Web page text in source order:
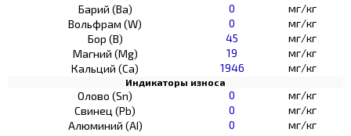
Барий (Ва)
0
мг/кг
Вольфрам (W)
0
мг/кг
Бор (В)
45
мг/кг
Магний (Mg)
19
мг/кг
Кальций (Са)
1946 мг/кг
Индикаторы износа
Олово (Sn) 0
мг/кг
Свинец (Pb)
0
мг/кг
Алюминий (AI)
0
мг/кг